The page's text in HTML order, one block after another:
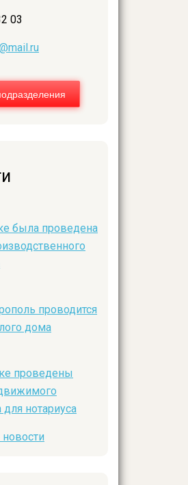
03
была проведена
проводится
дома
проведены
нотариуса